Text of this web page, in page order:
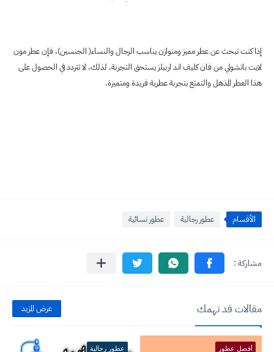
إذا كنت تبحث عن عطر مميز ومتوازن يناسب الرجال والنساء( الجنسين)، فإن عطر مون
لايت باتشولي من فان كليف اند اربيلز يستحق التجربة. لذلك، لا تتردد في الحصول على
هذا العطر المذهل والتمتع بتجربة عطرية فريدة ومتميزة.
الأقسام عطور رجالية عطور نسائية
مقالات قد تهمك عرض المزيد
أفضل عطور عطور رجالية